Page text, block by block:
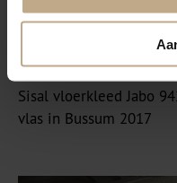
Sisal vloerkleed Jabo
vlas in Bussum 2017